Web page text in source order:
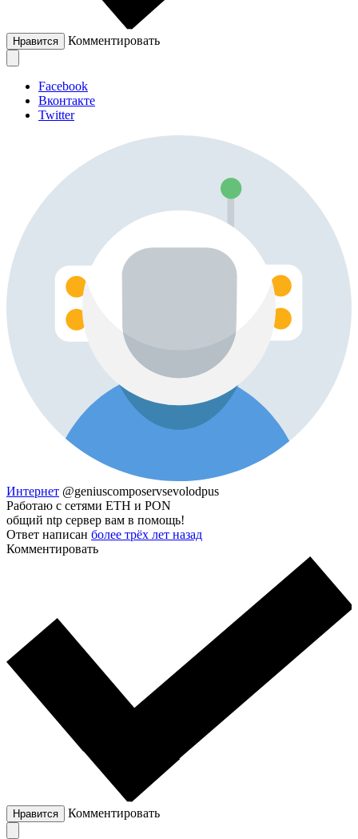
Нравится Комментировать
Facebook
Вконтакте
Twitter
Интернет @geniuscomposervsevolodpus
Работаю с сетями ETH и PON
общий ntp сервер вам в помощь!
Ответ написан более трёх лет назад
Комментировать
Нравится Комментировать